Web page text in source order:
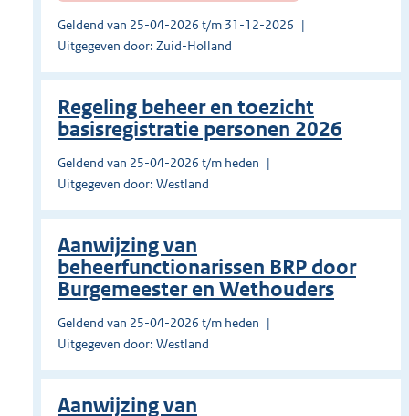
Geldend van 25-04-2026 t/m 31-12-2026
Uitgegeven door: Zuid-Holland
Regeling beheer en toezicht
basisregistratie personen 2026
Geldend van 25-04-2026 t/m heden
Uitgegeven door: Westland
Aanwijzing van
beheerfunctionarissen BRP door
Burgemeester en Wethouders
Geldend van 25-04-2026 t/m heden
Uitgegeven door: Westland
Aanwijzing van